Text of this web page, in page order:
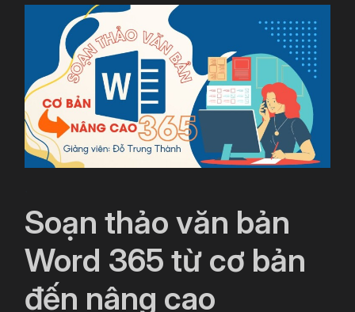
Soạn thảo văn bản
Word 365 từ cơ bản
đến nâng cao